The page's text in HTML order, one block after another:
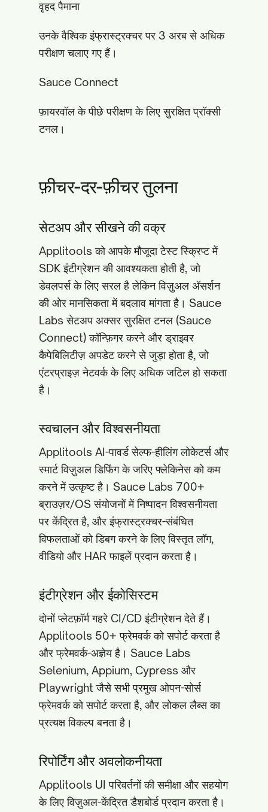
वृहद पैमाना
उनके वैश्विक इंफ्रास्ट्रक्चर पर 3 अरब से अधिक
परीक्षण चलाए गए हैं।
Sauce Connect
फ़ायरवॉल के पीछे परीक्षण के लिए सुरक्षित प्रॉक्सी
टनल।
फ़ीचर-दर-फ़ीचर तुलना
सेटअप और सीखने की वक्र
Applitools को आपके मौजूदा टेस्ट स्क्रिप्ट में
SDK इंटीग्रेशन की आवश्यकता होती है, जो
डेवलपर्स के लिए सरल है लेकिन विज़ुअल अ‍ॅसर्शन
की ओर मानसिकता में बदलाव मांगता है। Sauce
Labs सेटअप अक्सर सुरक्षित टनल (Sauce
Connect) कॉन्फ़िगर करने और ड्राइवर
कैपेबिलिटीज़ अपडेट करने से जुड़ा होता है, जो
एंटरप्राइज़ नेटवर्क के लिए अधिक जटिल हो सकता
है।
स्वचालन और विश्वसनीयता
Applitools AI-पावर्ड सेल्फ-हीलिंग लोकेटर्स और
स्मार्ट विज़ुअल डिफिंग के जरिए फ्लेकिनेस को कम
करने में उत्कृष्ट है। Sauce Labs 700+
ब्राउज़र/OS संयोजनों में निष्पादन विश्वसनीयता
पर केंद्रित है, और इंफ्रास्ट्रक्चर-संबंधित
विफलताओं को डिबग करने के लिए विस्तृत लॉग,
वीडियो और HAR फाइलें प्रदान करता है।
इंटीग्रेशन और ईकोसिस्टम
दोनों प्लेटफ़ॉर्म गहरे CI/CD इंटीग्रेशन देते हैं।
Applitools 50+ फ्रेमवर्क को सपोर्ट करता है
और फ्रेमवर्क-अज्ञेय है। Sauce Labs
Selenium, Appium, Cypress और
Playwright जैसे सभी प्रमुख ओपन-सोर्स
फ्रेमवर्क को सपोर्ट करता है, और लोकल लैब्स का
प्रत्यक्ष विकल्प बनता है।
रिपोर्टिंग और अवलोकनीयता
Applitools UI परिवर्तनों की समीक्षा और सहयोग
के लिए विज़ुअल-केंद्रित डैशबोर्ड प्रदान करता है।